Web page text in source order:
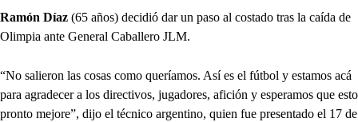
Ramón Díaz (65 años) decidió dar un paso al costado tras la caída de
Olimpia ante General Caballero JLM.
“No salieron las cosas como queríamos. Así es el fútbol y estamos acá
para agradecer a los directivos, jugadores, afición y esperamos que esto
pronto mejore”, dijo el técnico argentino, quien fue presentado el 17 de